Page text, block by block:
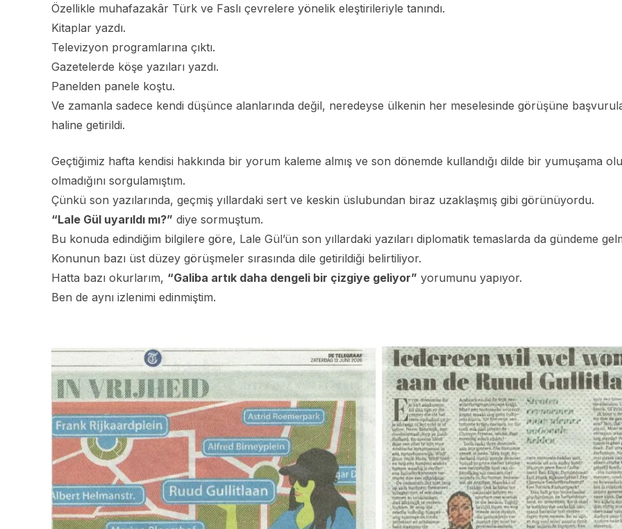
Özellikle muhafazakâr Türk ve Faslı çevrelere yönelik eleştirileriyle tanındı.
Kitaplar yazdı.
Televizyon programlarına çıktı.
Gazetelerde köşe yazıları yazdı.
Panelden panele koştu.
Ve zamanla sadece kendi düşünce alanlarında değil, neredeyse ülkenin her meselesinde görüşüne
haline getirildi.
Geçtiğimiz hafta kendisi hakkında bir yorum kaleme almış ve son dönemde kullandığı dilde bir yumuşama
olmadığını sorgulamıştım.
Çünkü son yazılarında, geçmiş yıllardaki sert ve keskin üslubundan biraz uzaklaşmış gibi görünüyordu.
“Lale Gül uyarıldı mı?” diye sormuştum.
Bu konuda edindiğim bilgilere göre, Lale Gül’ün son yıllardaki yazıları diplomatik temaslarda da gündeme
Konunun bazı üst düzey görüşmeler sırasında dile getirildiği belirtiliyor.
Hatta bazı okurlarım, “Galiba artık daha dengeli bir çizgiye geliyor” yorumunu yapıyor.
Ben de aynı izlenimi edinmiştim.